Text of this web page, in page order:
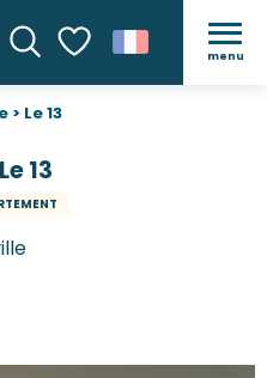
Recherche
Voir les favoris
menu
Le 13
13